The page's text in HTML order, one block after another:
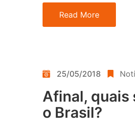
Read More
25/05/2018
Afinal, quais
o Brasil?